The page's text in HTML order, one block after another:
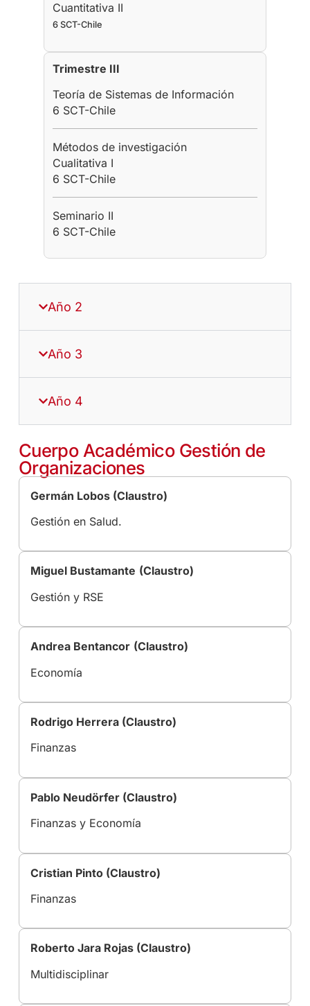
Cuantitativa II
6 SCT-Chile
Trimestre III
Teoría de Sistemas de Información
6 SCT-Chile
Métodos de investigación
Cualitativa I
6 SCT-Chile
Seminario II
6 SCT-Chile
Año 2
Año 3
Año 4
Cuerpo Académico Gestión de
Organizaciones
Germán Lobos (Claustro)
Gestión en Salud.
Miguel Bustamante (Claustro)
Gestión y RSE
Andrea Bentancor (Claustro)
Economía
Rodrigo Herrera (Claustro)
Finanzas
Pablo Neudörfer (Claustro)
Finanzas y Economía
Cristian Pinto (Claustro)
Finanzas
Roberto Jara Rojas (Claustro)
Multidisciplinar